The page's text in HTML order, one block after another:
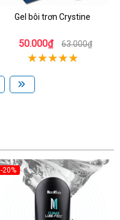
Gel bôi trơn Crystine
50.000₫ 63.000₫
-20%